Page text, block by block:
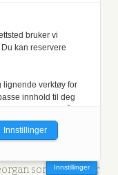
det redaktørstyre
regler for
av urettmessig
som behandler
Innstillinger
bruker vi
kan reservere
lignende verktøy for
innhold til deg
medlemmene i
på tvers av
Innstillinger